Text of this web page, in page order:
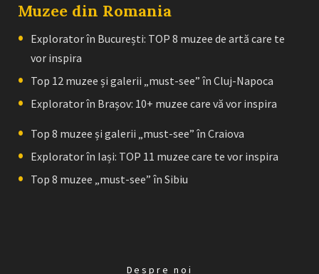
Muzee din Romania
Explorator în București: TOP 8 muzee de artă care te
vor inspira
Top 12 muzee și galerii „must-see” în Cluj-Napoca
Explorator în Brașov: 10+ muzee care vă vor inspira
Top 8 muzee și galerii „must-see” în Craiova
Explorator în Iași: TOP 11 muzee care te vor inspira
Top 8 muzee „must-see” în Sibiu
Despre noi